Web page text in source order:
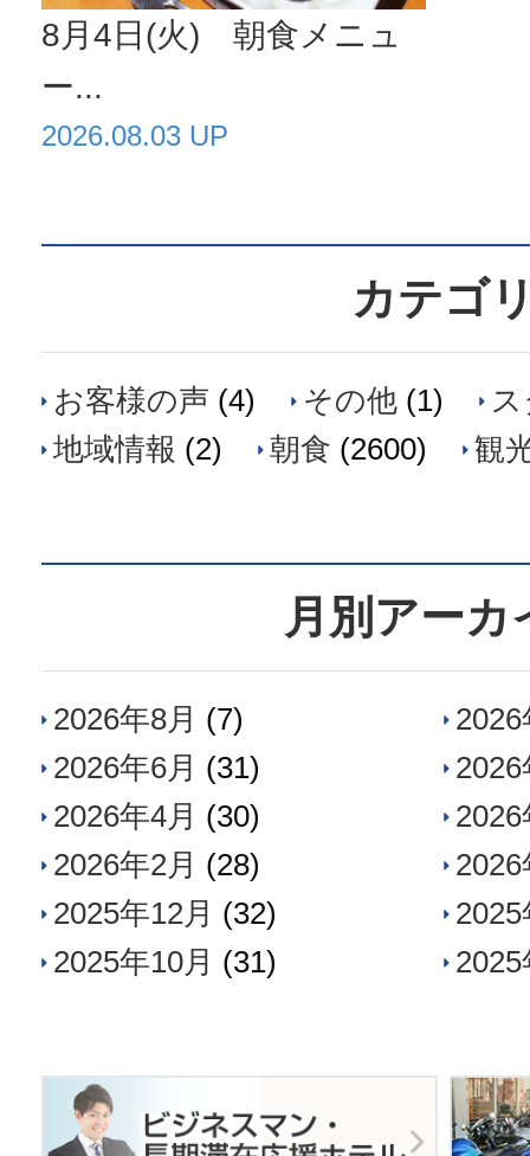
8月4日(火) 朝食メニュ
ー...
2026.08.03 UP
カテゴ
お客様の声 (4) その他 (1)
地域情報 (2) 朝食 (2600) 観
月別アーカ
2026年8月 (7)
2026年6月 (31)
2026年4月 (30)
2026年2月 (28)
2025年12月 (32)
2025年10月 (31)